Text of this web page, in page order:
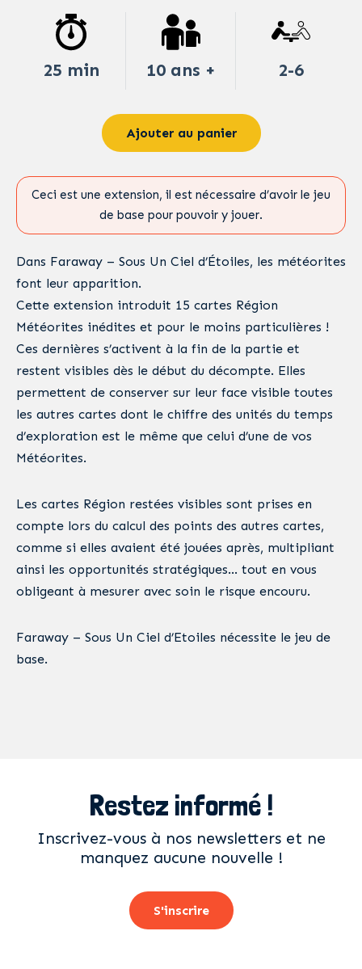
25 min 10 ans + 2-6
Ajouter au panier
Ceci est une extension, il est nécessaire d’avoir le jeu
de base pour pouvoir y jouer.
Dans Faraway – Sous Un Ciel d’Étoiles, les météorites
font leur apparition.
Cette extension introduit 15 cartes Région
Météorites inédites et pour le moins particulières !
Ces dernières s’activent à la fin de la partie et
restent visibles dès le début du décompte. Elles
permettent de conserver sur leur face visible toutes
les autres cartes dont le chiffre des unités du temps
d’exploration est le même que celui d’une de vos
Météorites.
Les cartes Région restées visibles sont prises en
compte lors du calcul des points des autres cartes,
comme si elles avaient été jouées après, multipliant
ainsi les opportunités stratégiques… tout en vous
obligeant à mesurer avec soin le risque encouru.
Faraway – Sous Un Ciel d’Etoiles nécessite le jeu de
base.
Restez informé !
Inscrivez-vous à nos newsletters et ne
manquez aucune nouvelle !
S'inscrire